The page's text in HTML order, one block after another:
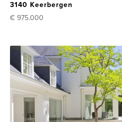
3140 Keerbergen
€ 975.000